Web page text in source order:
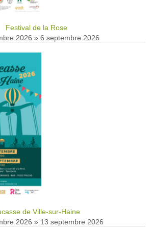
Festival de la Rose
2026 » 6 septembre 2026
de Ville-sur-Haine
2026 » 13 septembre 2026